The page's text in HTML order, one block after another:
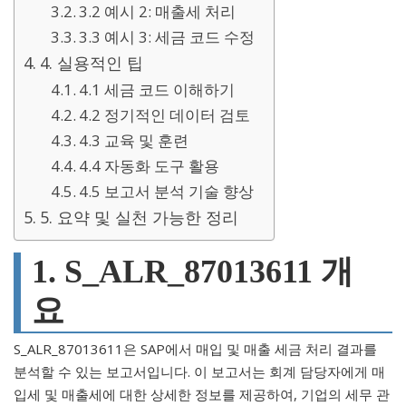
3.2 예시 2: 매출세 처리
3.3 예시 3: 세금 코드 수정
4. 실용적인 팁
4.1 세금 코드 이해하기
4.2 정기적인 데이터 검토
4.3 교육 및 훈련
4.4 자동화 도구 활용
4.5 보고서 분석 기술 향상
5. 요약 및 실천 가능한 정리
1. S_ALR_87013611 개
요
S_ALR_87013611은 SAP에서 매입 및 매출 세금 처리 결과를
분석할 수 있는 보고서입니다. 이 보고서는 회계 담당자에게 매
입세 및 매출세에 대한 상세한 정보를 제공하여, 기업의 세무 관